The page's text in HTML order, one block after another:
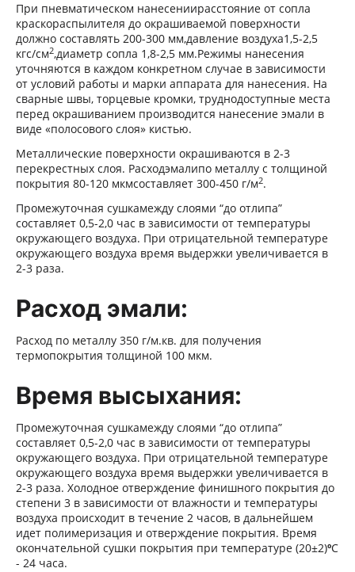
При пневматическом нанесениирасстояние от сопла
краскораспылителя до окрашиваемой поверхности
должно составлять 200-300 мм,давление воздуха1,5-2,5
кгс/см2,диаметр сопла 1,8-2,5 мм.Режимы нанесения
уточняются в каждом конкретном случае в зависимости
от условий работы и марки аппарата для нанесения. На
сварные швы, торцевые кромки, труднодоступные места
перед окрашиванием производится нанесение эмали в
виде «полосового слоя» кистью.
Металлические поверхности окрашиваются в 2-3
перекрестных слоя. Расходэмалипо металлу с толщиной
покрытия 80-120 мкмсоставляет 300-450 г/м2.
Промежуточная сушкамежду слоями “до отлипа”
составляет 0,5-2,0 час в зависимости от температуры
окружающего воздуха. При отрицательной температуре
окружающего воздуха время выдержки увеличивается в
2-3 раза.
Расход эмали:
Расход по металлу 350 г/м.кв. для получения
термопокрытия толщиной 100 мкм.
Время высыхания:
Промежуточная сушкамежду слоями “до отлипа”
составляет 0,5-2,0 час в зависимости от температуры
окружающего воздуха. При отрицательной температуре
окружающего воздуха время выдержки увеличивается в
2-3 раза. Холодное отверждение финишного покрытия до
степени 3 в зависимости от влажности и температуры
воздуха происходит в течение 2 часов, в дальнейшем
идет полимеризация и отверждение покрытия. Время
окончательной сушки покрытия при температуре (20±2)ºС
- 24 часа.